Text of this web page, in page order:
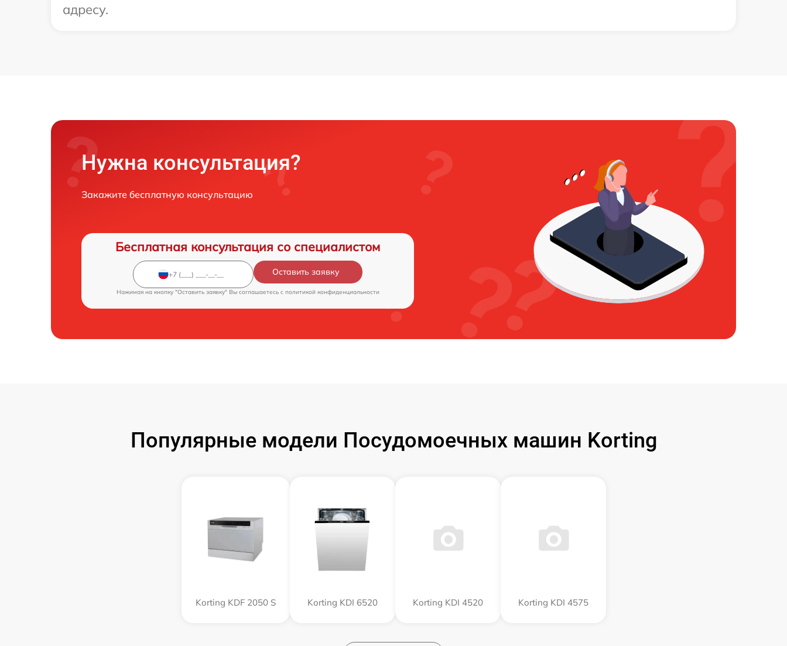
адресу.
Нужна консультация?
Закажите бесплатную консультацию
Бесплатная консультация со специалистом
Оставить заявку
Нажимая на кнопку "Оставить заявку" Вы соглашаетесь c политикой конфиденциальности
Популярные модели Посудомоечных машин Korting
Korting KDF 2050 S Korting KDI 6520 Korting KDI 4520 Korting KDI 4575